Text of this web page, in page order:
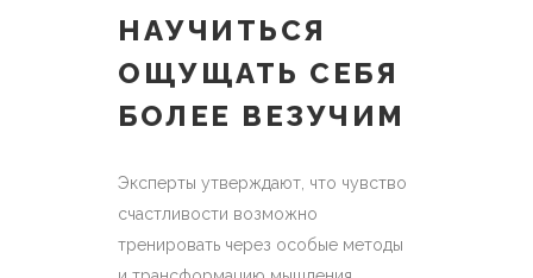
НАУЧИТЬСЯ
ОЩУЩАТЬ СЕБЯ
БОЛЕЕ ВЕЗУЧИМ
Эксперты утверждают, что чувство
счастливости возможно
тренировать через особые методы